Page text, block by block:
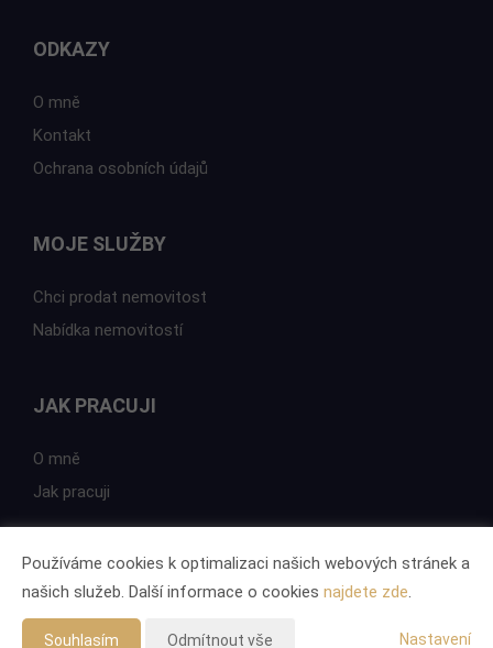
ODKAZY
O mně
Kontakt
Ochrana osobních údajů
MOJE SLUŽBY
Chci prodat nemovitost
Nabídka nemovitostí
JAK PRACUJI
O mně
Jak pracuji
Vytvořeno v systémuCHYTRÝ WEB MAKLÉŘE
Tomawell s.r.o. © 2026
Používáme cookies k optimalizaci našich webových stránek a
našich služeb. Další informace o cookies najdete zde.
Souhlasím Odmítnout vše Nastavení